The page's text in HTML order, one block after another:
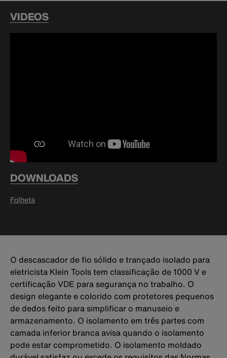
VIDEOS
DOWNLOADS
Folheta
O descascador de fio sólido e trançado isolado para
eletricista Klein Tools tem classificação de 1000 V e
certificação VDE para segurança no trabalho. O
design elegante e colorido com protetores pequenos
de dedos feito para simplificar o manuseio e
armazenamento. O isolamento em três partes com
camada inferior branca avisa quando o isolamento
pode estar comprometido. O isolamento moldado